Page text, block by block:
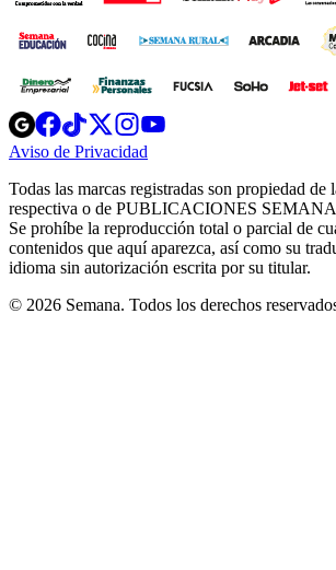
Opens
in
new
Opens
in
new
Opens
in
new
window
Opens
new
windowwindow
Aviso de Privacidad
new
window
Todas las marcas registradas son propiedad de
respectiva o de PUBLICACIONES
Se prohíbe la reproducción total o parcial de
contenidos que aquí aparezca, así como su
idioma sin autorización escrita por su titular.
© 2026 Semana. Todos los derechos